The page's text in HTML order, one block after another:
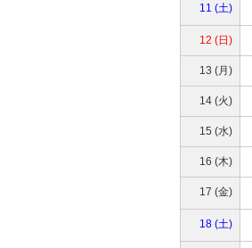
11 (土)
12 (日)
13 (月)
14 (火)
15 (水)
16 (木)
17 (金)
18 (土)